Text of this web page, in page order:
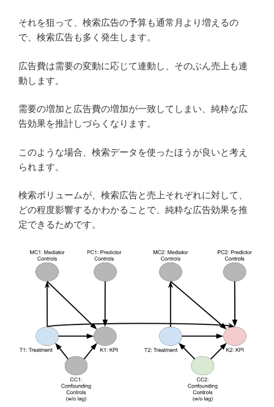
それを狙って、検索広告の予算も通常月より増えるの
で、検索広告も多く発生します。
広告費は需要の変動に応じて連動し、そのぶん売上も連
動します。
需要の増加と広告費の増加が一致してしまい、純粋な広
告効果を推計しづらくなります。
このような場合、検索データを使ったほうが良いと考え
られます。
検索ボリュームが、検索広告と売上それぞれに対して、
どの程度影響するかわかることで、純粋な広告効果を推
定できるためです。